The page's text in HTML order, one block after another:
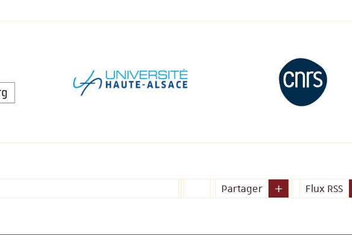
Partager Flux RSS